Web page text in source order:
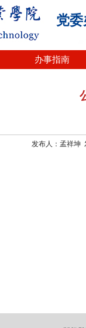
党
办事指南
发布人：孟祥坤